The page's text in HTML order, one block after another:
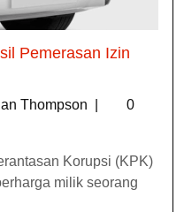
Pemerasan Izin
Thompson
0
Korupsi (KPK)
milik seorang